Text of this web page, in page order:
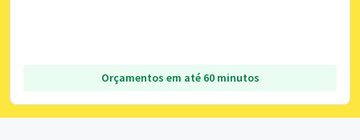
Orçamentos em até 60 minutos